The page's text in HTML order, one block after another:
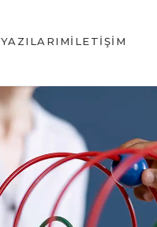
YAZILARIMİLETIŞIM